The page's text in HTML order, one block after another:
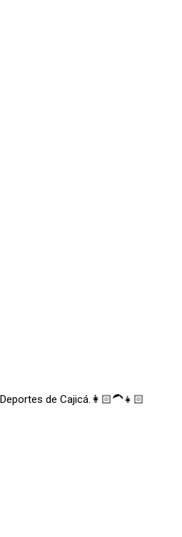
de Cajicá.👩🏻‍🦱👧🏻